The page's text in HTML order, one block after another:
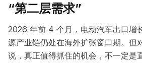
“第二层需求”
2026 年前 4 个月，电动汽车出口增
源产业链仍处在海外扩张窗口期。但
说，真正值得抓住的机会，不一定是